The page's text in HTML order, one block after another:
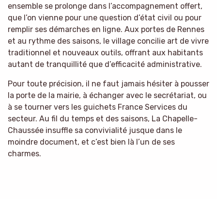
ensemble se prolonge dans l’accompagnement offert,
que l’on vienne pour une question d’état civil ou pour
remplir ses démarches en ligne. Aux portes de Rennes
et au rythme des saisons, le village concilie art de vivre
traditionnel et nouveaux outils, offrant aux habitants
autant de tranquillité que d’efficacité administrative.
Pour toute précision, il ne faut jamais hésiter à pousser
la porte de la mairie, à échanger avec le secrétariat, ou
à se tourner vers les guichets France Services du
secteur. Au fil du temps et des saisons, La Chapelle-
Chaussée insuffle sa convivialité jusque dans le
moindre document, et c’est bien là l’un de ses
charmes.